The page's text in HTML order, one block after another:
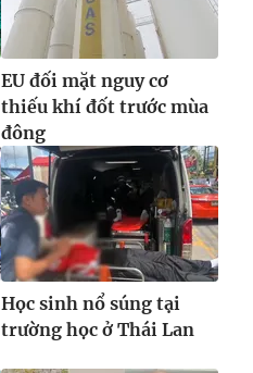
EU đối mặt nguy cơ
thiếu khí đốt trước mùa
đông
Học sinh nổ súng tại
trường học ở Thái Lan